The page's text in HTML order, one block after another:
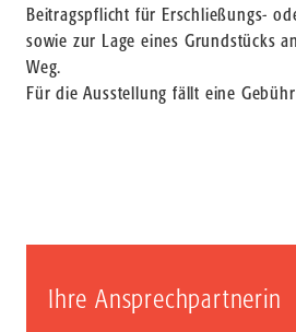
Beitragspflicht für Erschließungs-
sowie zur Lage eines Grundstücks
Weg.
Für die Ausstellung fällt eine
Ihre Ansprechpartnerin